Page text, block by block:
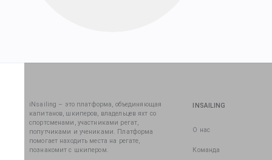
iNsailing – это платформа, объединяющая
капитанов, шкиперов, владельцев яхт со
спортсменами, участниками регат,
попутчиками и учениками. Платформа
помогает находить места на регате,
познакомит с шкипером.
INSAILING
О нас
Команда